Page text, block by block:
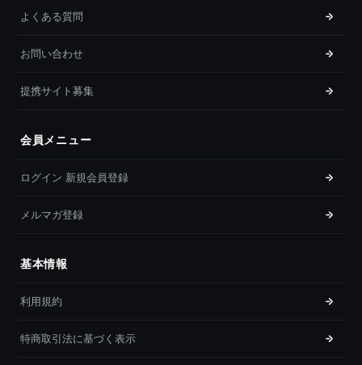
よくある質問
お問い合わせ
提携サイト募集
会員メニュー
ログイン 新規会員登録
メルマガ登録
基本情報
利用規約
特商取引法に基づく表示